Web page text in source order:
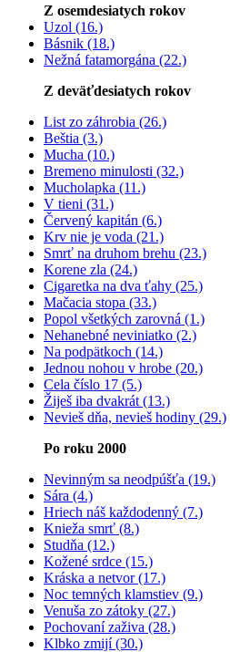
Z osemdesiatych rokov
Uzol (16.)
Básnik (18.)
Nežná fatamorgána (22.)
Z deväťdesiatych rokov
List zo záhrobia (26.)
Beštia (3.)
Mucha (10.)
Bremeno minulosti (32.)
Mucholapka (11.)
V tieni (31.)
Červený kapitán (6.)
Krv nie je voda (21.)
Smrť na druhom brehu (23.)
Korene zla (24.)
Cigaretka na dva ťahy (25.)
Mačacia stopa (33.)
Popol všetkých zarovná (1.)
Nehanebné neviniatko (2.)
Na podpätkoch (14.)
Jednou nohou v hrobe (20.)
Cela číslo 17 (5.)
Žiješ iba dvakrát (13.)
Nevieš dňa, nevieš hodiny (29.)
Po roku 2000
Nevinným sa neodpúšťa (19.)
Sára (4.)
Hriech náš každodenný (7.)
Knieža smrť (8.)
Studňa (12.)
Kožené srdce (15.)
Kráska a netvor (17.)
Noc temných klamstiev (9.)
Venuša zo zátoky (27.)
Pochovaní zaživa (28.)
Klbko zmijí (30.)